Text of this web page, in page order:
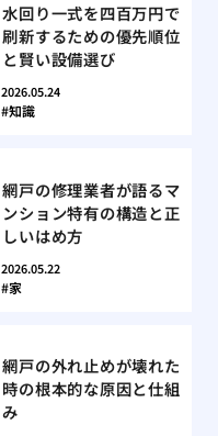
水回り一式を四百万円で
刷新するための優先順位
と賢い設備選び
2026.05.24
知識
網戸の修理業者が語るマ
ンション特有の構造と正
しいはめ方
2026.05.22
家
網戸の外れ止めが壊れた
時の根本的な原因と仕組
み